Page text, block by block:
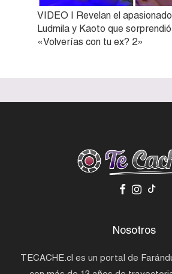
VIDEO | Revelan el
Ludmila y Kaoto que
«Volverías con tu ex? 2»
Nosotros
TECACHE.cl es un portal de